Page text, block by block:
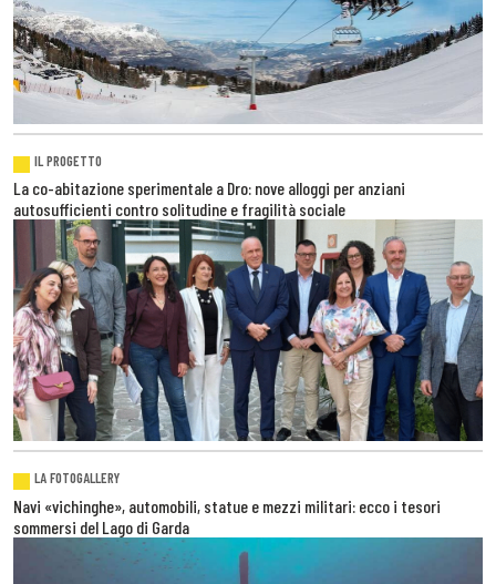
IL PROGETTO
La co-abitazione sperimentale a Dro: nove alloggi per anziani
autosufficienti contro solitudine e fragilità sociale
LA FOTOGALLERY
Navi «vichinghe», automobili, statue e mezzi militari: ecco i tesori
sommersi del Lago di Garda